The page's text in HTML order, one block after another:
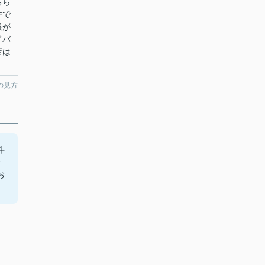
で
が
バ
は
見方